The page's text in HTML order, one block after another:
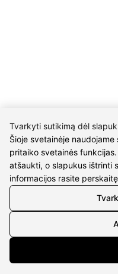
REKVIZITAI
UAB Eidvina
Įm.kodas 304176340
Gailiūnų g. 45, Druskininkai
Grąžinimo taisyklės
Tvarkyti sutikimą dėl
Šioje svetainėje
pritaiko svetainės
atšaukti, o slapukus ištrinti
informacijos rasite